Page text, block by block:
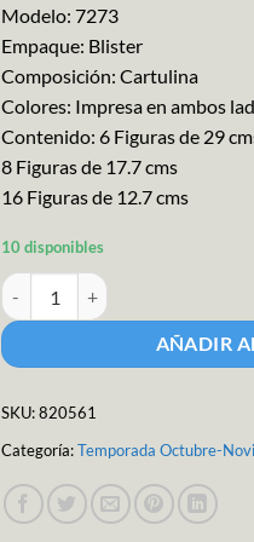
Modelo: 7273
Empaque: Blister
Composición: Cartulina
Colores: Impresa en ambos
Contenido: 6 Figuras de 29
8 Figuras de 17.7 cms
16 Figuras de 12.7 cms
10 disponibles
Granmark Decor.cut Out cantidad
AÑADIR
SKU:820561
Categoría:Temporada Octubre-